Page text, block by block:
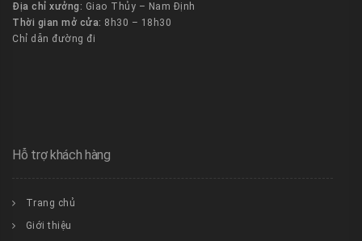
Địa chỉ xưởng: Giao Thủy – Nam Định
Thời gian mở cửa: 8h30 – 18h30
Chỉ dẫn đường đi
Hỗ trợ khách hàng
Trang chủ
Giới thiệu